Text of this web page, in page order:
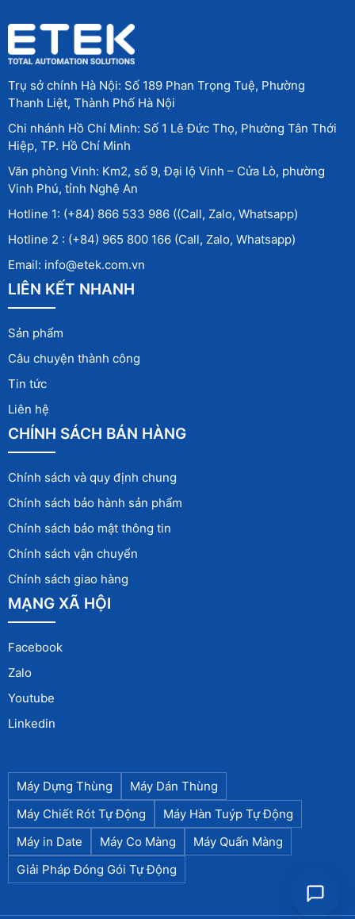
Trụ sở chính Hà Nội: Số 189 Phan Trọng Tuệ, Phường
Thanh Liệt, Thành Phố Hà Nội
Chi nhánh Hồ Chí Minh: Số 1 Lê Đức Thọ, Phường Tân Thới
Hiệp, TP. Hồ Chí Minh
Văn phòng Vinh: Km2, số 9, Đại lộ Vinh – Cửa Lò, phường
Vinh Phú, tỉnh Nghệ An
Hotline 1: (+84) 866 533 986 ((Call, Zalo, Whatsapp)
Hotline 2 : (+84) 965 800 166 (Call, Zalo, Whatsapp)
Email: info@etek.com.vn
LIÊN KẾT NHANH
Sản phẩm
Câu chuyện thành công
Tin tức
Liên hệ
CHÍNH SÁCH BÁN HÀNG
Chính sách và quy định chung
Chính sách bảo hành sản phẩm
Chính sách bảo mật thông tin
Chính sách vận chuyển
Chính sách giao hàng
MẠNG XÃ HỘI
Facebook
Zalo
Youtube
Linkedin
Máy Dựng Thùng
Máy Dán Thùng
Máy Chiết Rót Tự Động
Máy Hàn Tuýp Tự Động
Máy in Date
Máy Co Màng
Máy Quấn Màng
Giải Pháp Đóng Gói Tự Động